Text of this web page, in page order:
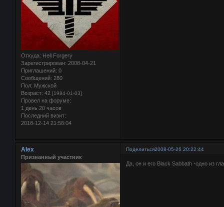
Откуда: Hell Forgery
Зарегистрирован: 2008-04-21
Приглашений: 0
Сообщений: 280
Пол: Мужской
Возраст: 42 [1984-01-03]
Провел на форуме:
1 день 20 часов
Последний визит:
2018-12-14 21:58:04
Поделиться2008-05-26 20:22:44
Alex
Признанный участник
Да, он и его Black Sabbath -одно из